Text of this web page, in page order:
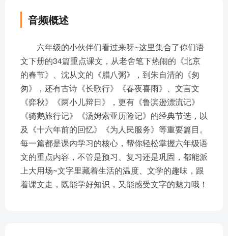
音频概述
六年级的小伙伴们看过来呀~这里集合了你们语
文下册的34篇重点课文，从老舍笔下热闹的《北京
的春节》、沈从文的《腊八粥》，到朱自清的《匆
匆》，还有古诗《长歌行》《春夜喜雨》、文言文
《弈秋》《两小儿辩日》，更有《鲁滨逊漂流记》
《骑鹅旅行记》《汤姆索亚历险记》的经典节选，以
及《十六年前的回忆》《为人民服务》等重要篇目。
每一篇都是课内学习的核心，帮你轻松掌握六年级语
文的重点内容，不管是预习、复习还是巩固，都能派
上大用场~文字里藏着生活的温度、文学的趣味，跟
着课文走，既能学好知识，又能感受文字的魅力哦！